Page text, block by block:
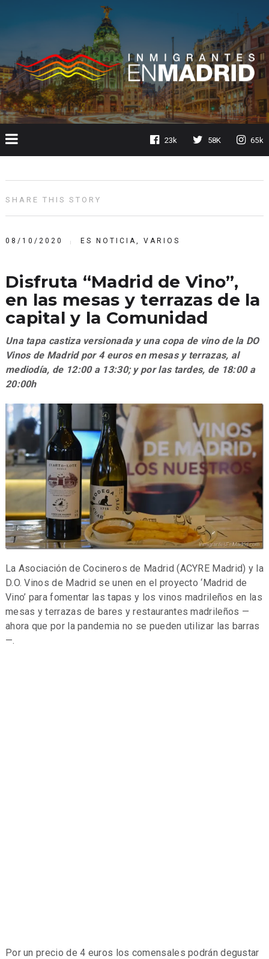
23k 58K 65k
SHARE THIS STORY
08/10/2020 ES NOTICIA, VARIOS
Disfruta “Madrid de Vino”,
en las mesas y terrazas de la
capital y la Comunidad
Una tapa castiza versionada y una copa de vino de la DO
Vinos de Madrid por 4 euros en mesas y terrazas, al
mediodía, de 12:00 a 13:30; y por las tardes, de 18:00 a
20:00h
La Asociación de Cocineros de Madrid (ACYRE Madrid) y la
D.O. Vinos de Madrid se unen en el proyecto ‘Madrid de
Vino’ para fomentar las tapas y los vinos madrileños en las
mesas y terrazas de bares y restaurantes madrileños —
ahora que por la pandemia no se pueden utilizar las barras
—.
Por un precio de 4 euros los comensales podrán degustar